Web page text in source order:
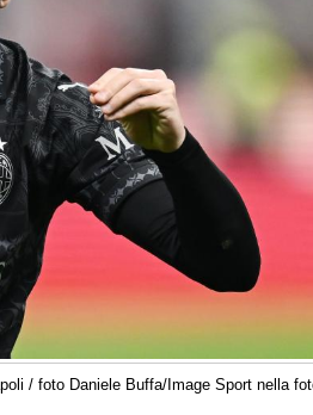
/ foto Daniele Buffa/Image Sport nella